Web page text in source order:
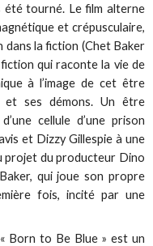
été tourné. Le film alterne
et crépusculaire,
dans la fiction (Chet Baker
qui raconte la vie de
à l’image de cet être
et ses démons. Un être
cellule d’une prison
et Dizzy Gillespie à une
projet du producteur Dino
qui joue son propre
fois, incité par une
Born to Be Blue » est un